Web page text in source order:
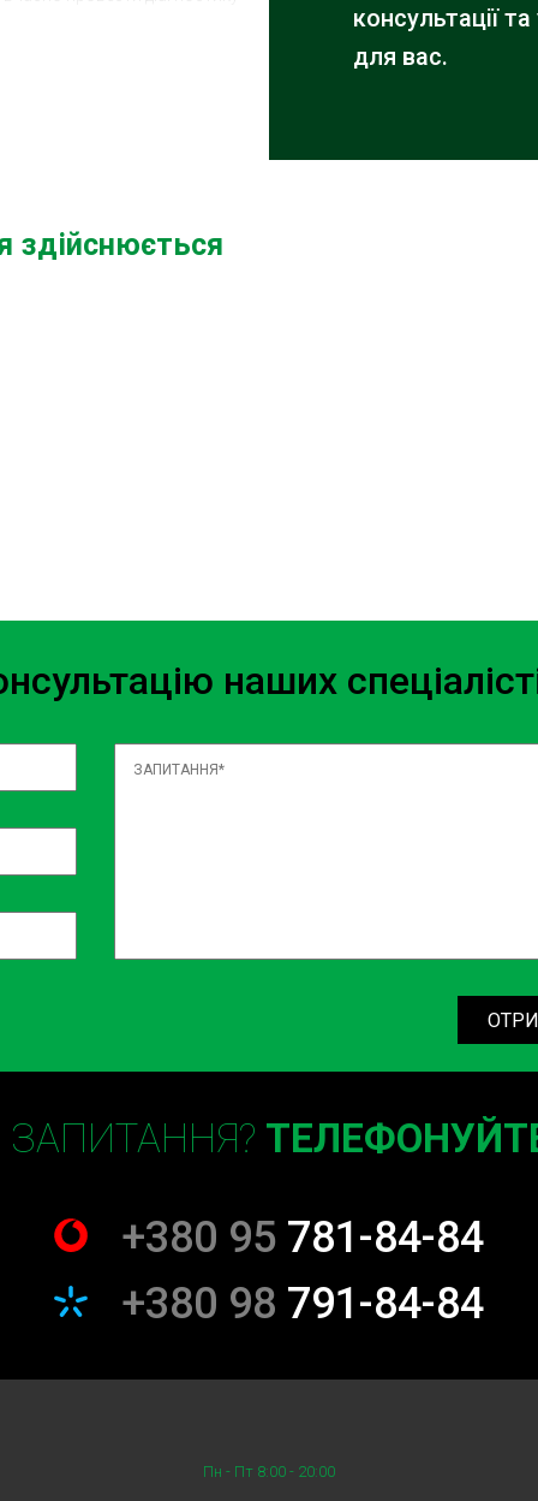
професійних
двигуна на СТО
на СТО Sian у районі
повітря та усунуть всі
діагностику, а й детальний
що ваш автомобіль
вам у будь-який момент.
консультації
для вас.
здійснюється
наших
ЗАПИТАННЯ?
+380 95 781-84-84
+380 98 791-84-84
Пн - Пт 8:00 - 20:00